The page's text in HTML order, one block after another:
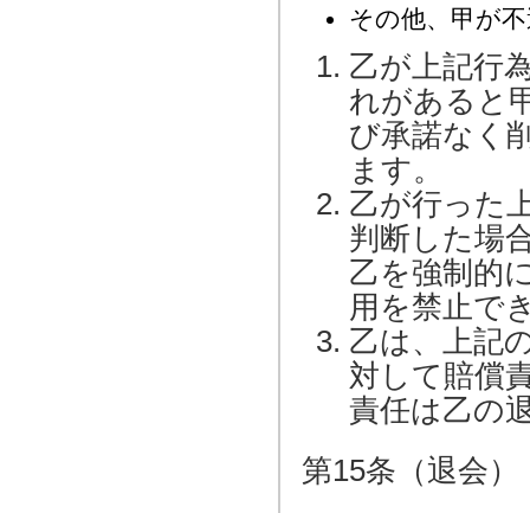
その他、甲が
乙が上記行
れがあると
び承諾なく
ます。
乙が行った
判断した場
乙を強制的
用を禁止で
乙は、上記
対して賠償
責任は乙の
第15条（退会）